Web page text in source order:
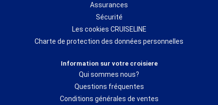
Assurances
Sécurité
Les cookies CRUISELINE
Charte de protection des données personnelles
Information sur votre croisiere
Qui sommes nous?
Questions fréquentes
Conditions générales de ventes